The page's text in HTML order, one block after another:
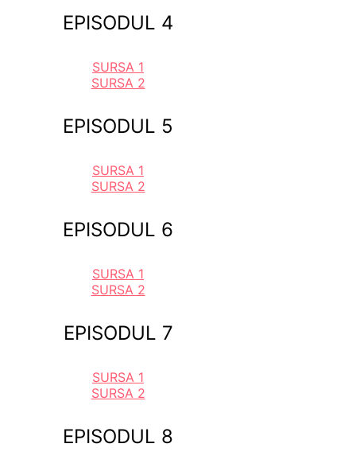
EPISODUL 4
SURSA 1
SURSA 2
EPISODUL 5
SURSA 1
SURSA 2
EPISODUL 6
SURSA 1
SURSA 2
EPISODUL 7
SURSA 1
SURSA 2
EPISODUL 8